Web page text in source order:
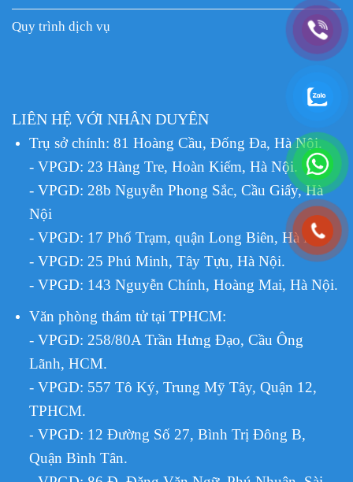
Quy trình dịch vụ
LIÊN HỆ VỚI NHÂN DUYÊN
Trụ sở chính: 81 Hoàng Cầu, Đống Đa, Hà Nội.
- VPGD: 23 Hàng Tre, Hoàn Kiếm, Hà Nội.
- VPGD: 28b Nguyễn Phong Sắc, Cầu Giấy, Hà
Nội
- VPGD: 17 Phố Trạm, quận Long Biên, Hà Nội.
- VPGD: 25 Phú Minh, Tây Tựu, Hà Nội.
- VPGD: 143 Nguyễn Chính, Hoàng Mai, Hà Nội.
Văn phòng thám tử tại TPHCM:
- VPGD: 258/80A Trần Hưng Đạo, Cầu Ông
Lãnh, HCM.
- VPGD: 557 Tô Ký, Trung Mỹ Tây, Quận 12,
TPHCM.
- VPGD: 12 Đường Số 27, Bình Trị Đông B,
Quận Bình Tân.